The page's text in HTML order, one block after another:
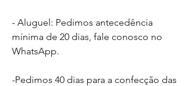
- Aluguel: Pedimos antecedência
mínima de 20 dias, fale conosco no
WhatsApp.
-Pedimos 40 dias para a confecção das